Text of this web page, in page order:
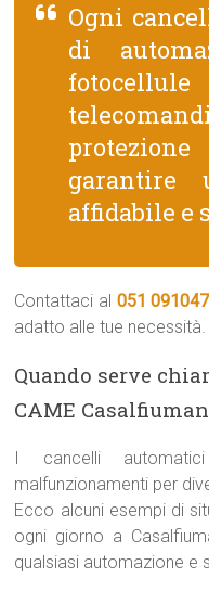
Ogni
di
garantire
affidabile e
Contattaci al 051
adatto alle tue necessità.
Quando serve
CAME
I cancelli
malfunzionamenti per
Ecco alcuni esempi di
ogni giorno a
qualsiasi automazione e